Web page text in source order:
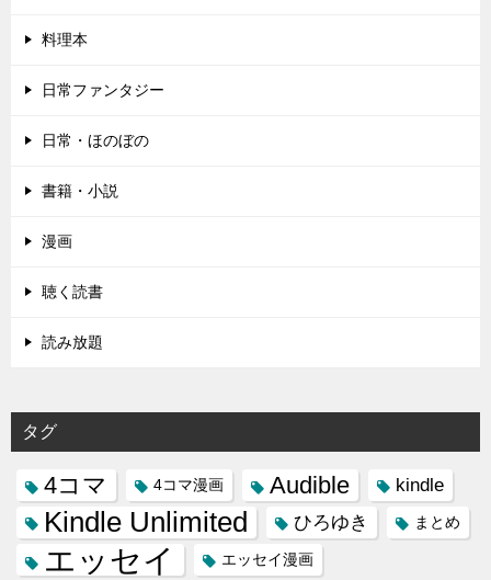
料理本
日常ファンタジー
日常・ほのぼの
書籍・小説
漫画
聴く読書
読み放題
タグ
4コマ 4コマ漫画 Audible kindle
Kindle Unlimited ひろゆき まとめ
エッセイ エッセイ漫画